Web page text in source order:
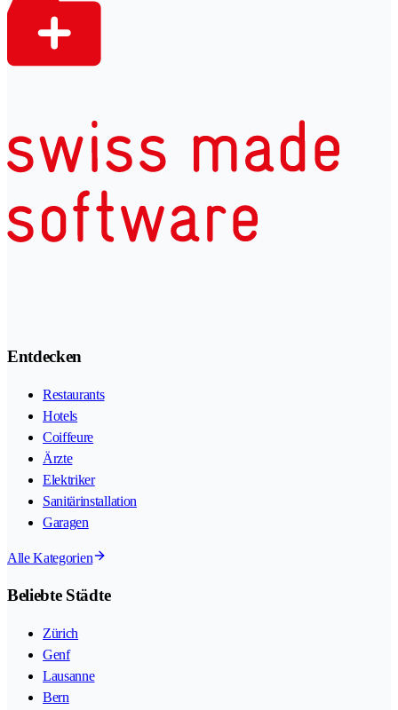
Entdecken
Restaurants
Hotels
Coiffeure
Ärzte
Elektriker
Sanitärinstallation
Garagen
Alle Kategorien
Beliebte Städte
Zürich
Genf
Lausanne
Bern